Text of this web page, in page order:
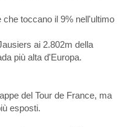
toccano il 9% nell'ultimo
ai 2.802m della
più alta d'Europa.
del Tour de France, ma
esposti.